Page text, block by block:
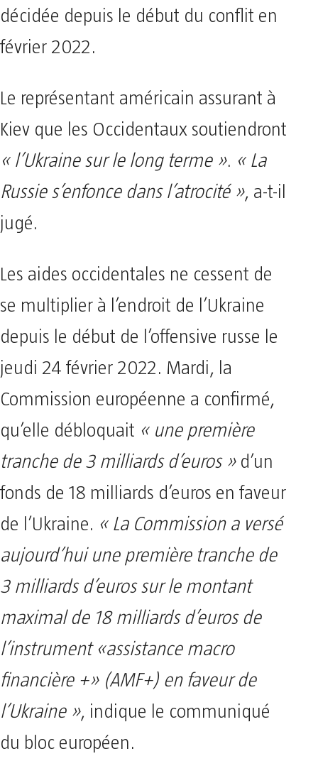
décidée depuis le début du conflit en
février 2022.
Le représentant américain assurant à
Kiev que les Occidentaux soutiendront
« l’Ukraine sur le long terme ». « La
Russie s’enfonce dans l’atrocité », a-t-il
jugé.
Les aides occidentales ne cessent de
se multiplier à l’endroit de l’Ukraine
depuis le début de l’offensive russe le
jeudi 24 février 2022. Mardi, la
Commission européenne a confirmé,
qu’elle débloquait « une première
tranche de 3 milliards d’euros »d’un
fonds de 18 milliards d’euros en faveur
de l’Ukraine. « La Commission a versé
aujourd’hui une première tranche de
3 milliards d’euros sur le montant
maximal de 18 milliards d’euros de
l’instrument «assistance macro
financière +» (AMF+) en faveur de
l’Ukraine », indique le communiqué
du bloc européen.